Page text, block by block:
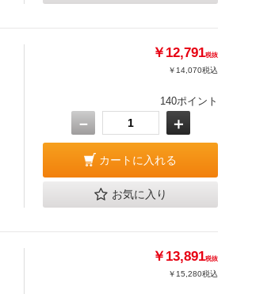
￥12,791税抜
￥14,070税込
140ポイント
－ ＋
カートに入れる
お気に入り
￥13,891税抜
￥15,280税込